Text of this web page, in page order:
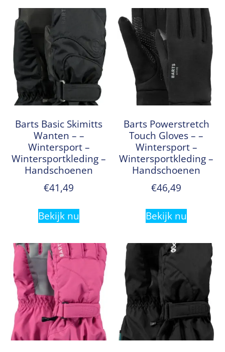
Barts Basic Skimitts
Wanten – –
Wintersport –
Wintersportkleding –
Handschoenen
€41,49
Bekijk nu
Barts Powerstretch
Touch Gloves – –
Wintersport –
Wintersportkleding –
Handschoenen
€46,49
Bekijk nu